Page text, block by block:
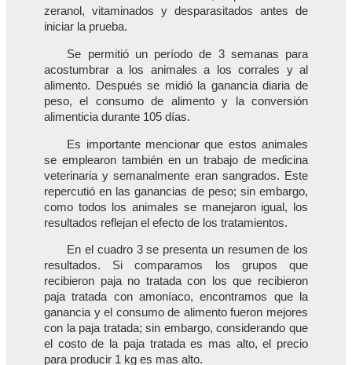
zeranol, vitaminados y desparasitados antes de
iniciar la prueba.
Se permitió un período de 3 semanas para
acostumbrar a los animales a los corrales y al
alimento. Después se midió la ganancia diaria de
peso, el consumo de alimento y la conversión
alimenticia durante 105 días.
Es importante mencionar que estos animales
se emplearon también en un trabajo de medicina
veterinaria y semanalmente eran sangrados. Este
repercutió en las ganancias de peso; sin embargo,
como todos los animales se manejaron igual, los
resultados reflejan el efecto de los tratamientos.
En el cuadro 3 se presenta un resumen de los
resultados. Si comparamos los grupos que
recibieron paja no tratada con los que recibieron
paja tratada con amoníaco, encontramos que la
ganancia y el consumo de alimento fueron mejores
con la paja tratada; sin embargo, considerando que
el costo de la paja tratada es mas alto, el precio
para producir 1 kg es mas alto.